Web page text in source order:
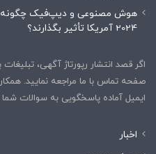
هوش مصنوعی و دیپ‌فیک چگونه
2024 آمریکا تأثیر بگذارند؟
اگر قصد انتشار رپورتاژ آگهی، تبلیغات
صفحه تماس با ما مراجعه نمایید.
ایمیل آماده پاسخگویی به سوالات
اخبار